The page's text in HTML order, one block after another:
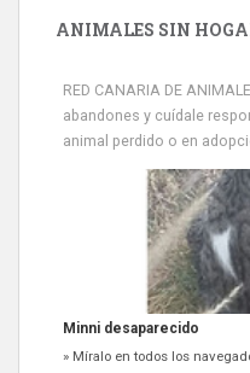
ANIMALES SIN
RED CANARIA DE
abandones y cuídale
animal perdido o en
Minni desaparecido
» Míralo en todos los